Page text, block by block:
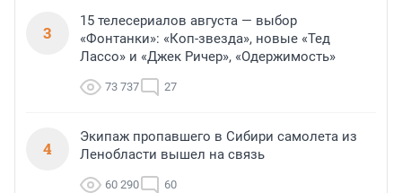
3
15 телесериалов августа — выбор
«Фонтанки»: «Коп-звезда», новые «Тед
Лассо» и «Джек Ричер», «Одержимость»
73 737 27
4
Экипаж пропавшего в Сибири самолета из
Ленобласти вышел на связь
60 290 60